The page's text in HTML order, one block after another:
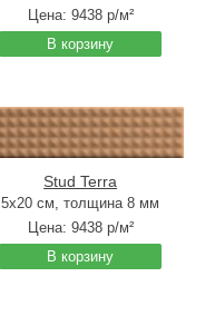
Цена: 9438р/м²
В корзину
Stud Terra
5x20 см, толщина 8 мм
Цена: 9438р/м²
В корзину